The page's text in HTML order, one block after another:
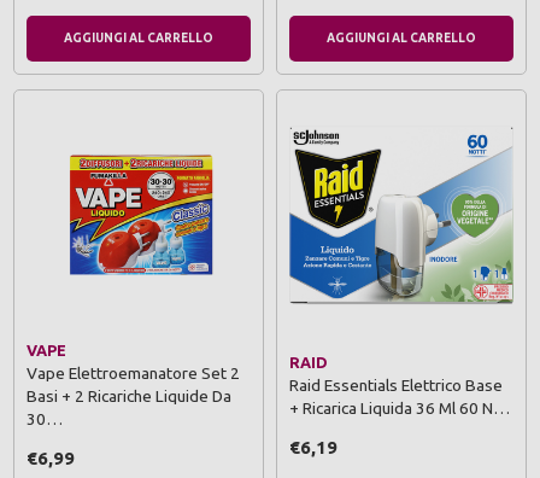
AGGIUNGI AL CARRELLO AGGIUNGI AL CARRELLO
VAPE
Vape Elettroemanatore Set 2
Basi + 2 Ricariche Liquide Da
30…
€6,99
RAID
Raid Essentials Elettrico Base
+ Ricarica Liquida 36 Ml 60 N…
€6,19